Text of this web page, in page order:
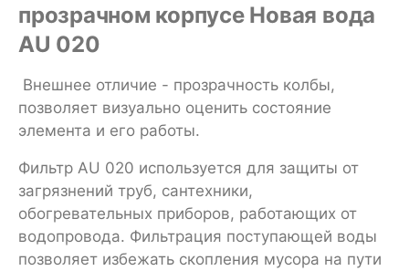
прозрачном корпусе Новая вода
AU 020
Внешнее отличие - прозрачность колбы,
позволяет визуально оценить состояние
элемента и его работы.
Фильтр AU 020 используется для защиты от
загрязнений труб, сантехники,
обогревательных приборов, работающих от
водопровода. Фильтрация поступающей воды
позволяет избежать скопления мусора на пути